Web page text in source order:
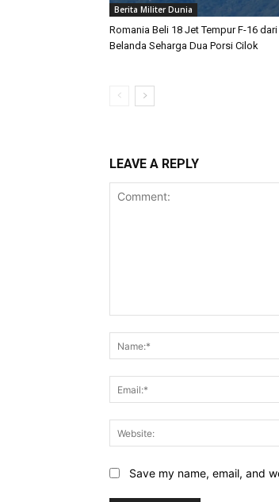
Berita Militer Dunia
Romania Beli 18 Jet Tempur F-16 dari
Belanda Seharga Dua Porsi Cilok
LEAVE A REPLY
Save my name, email, and